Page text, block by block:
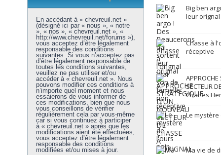
En accédant à « chevreuil.net »
(désigné ici par « nous », « notre
», « nos », « chevreuil.net », «
http://www.chevreuil.net/forums »),
vous acceptez d’être légalement
responsable des conditions
suivantes. Si vous n’acceptez pas
d’être légalement responsable de
toutes les conditions suivantes,
veuillez ne pas utiliser et/ou
accéder à « chevreuil.net ». Nous
pouvons modifier ces conditions à
n’importe quel moment et nous
essaierons de vous informer de
ces modifications, bien que nous
vous conseillons de vérifier
régulièrement cela par vous-même
car si vous continuez à participer
à « chevreuil.net » après que les
modifications aient été effectuées,
vous acceptez d’être légalement
responsable des conditions
modifiées et/ou mises à jour.
Big ben
leur orignal
Chasse à
réceptive
SECTEUR
Charles
Le
Ma vie de